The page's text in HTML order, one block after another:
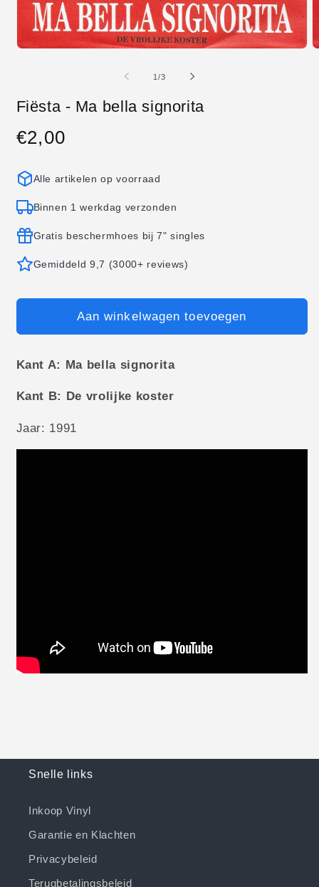
1/van
3
Fiësta - Ma bella signorita
Normale
€2,00
Alle artikelen op voorraad
Binnen 1 werkdag verzonden
Gratis beschermhoes bij 7" singles
Gemiddeld 9,7 (3000+ reviews)
Aan winkelwagen toevoegen
Kant A: Ma bella signorita
Kant B: De vrolijke koster
Jaar: 1991
Snelle links
Inkoop Vinyl
Garantie en Klachten
Privacybeleid
Terugbetalingsbeleid